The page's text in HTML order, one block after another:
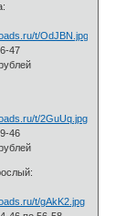
47
46